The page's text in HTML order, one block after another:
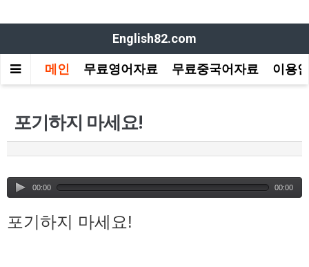
English82.com
메인 무료영어자료 무료중국어자료 이용
포기하지 마세요!
00:00 00:00
포기하지 마세요!